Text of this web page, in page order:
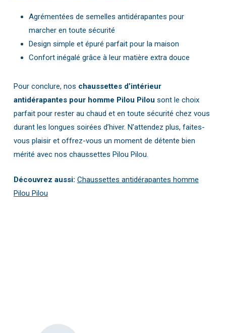
Agrémentées de semelles antidérapantes pour
marcher en toute sécurité
Design simple et épuré parfait pour la maison
Confort inégalé grâce à leur matière extra douce
Pour conclure, nos chaussettes d’intérieur
antidérapantes pour homme Pilou Pilou sont le choix
parfait pour rester au chaud et en toute sécurité chez vous
durant les longues soirées d’hiver. N’attendez plus, faites-
vous plaisir et offrez-vous un moment de détente bien
mérité avec nos chaussettes Pilou Pilou.
Découvrez aussi: Chaussettes antidérapantes homme
Pilou Pilou